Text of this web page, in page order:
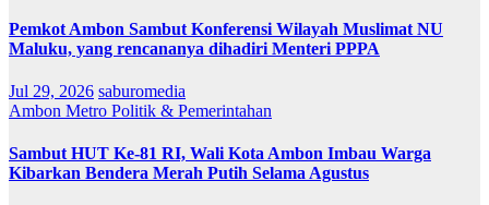
Pemkot Ambon Sambut Konferensi Wilayah Muslimat NU
Maluku, yang rencananya dihadiri Menteri PPPA
Jul 29, 2026 saburomedia
Ambon Metro Politik & Pemerintahan
Sambut HUT Ke-81 RI, Wali Kota Ambon Imbau Warga
Kibarkan Bendera Merah Putih Selama Agustus